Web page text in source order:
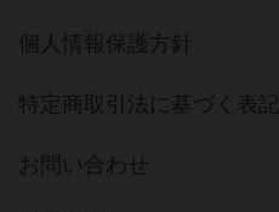
個人情報保護方針
特定商取引法に基づく表記
お問い合わせ